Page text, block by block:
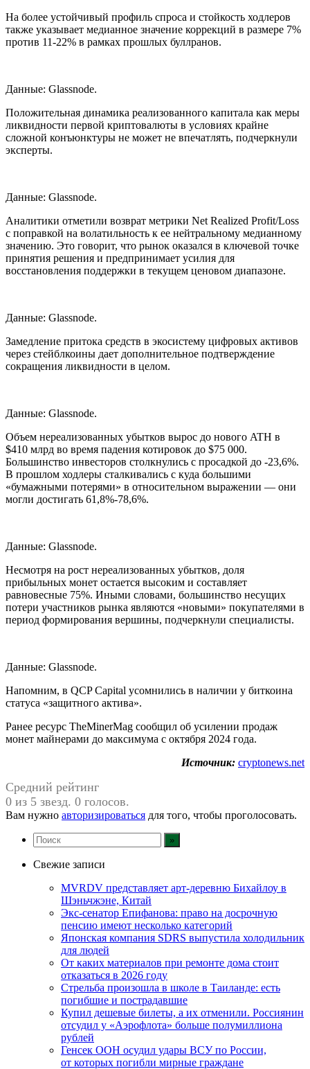
На более устойчивый профиль спроса и стойкость ходлеров
также указывает медианное значение коррекций в размере 7%
против 11-22% в рамках прошлых буллранов.
Данные: Glassnode.
Положительная динамика реализованного капитала как меры
ликвидности первой криптовалюты в условиях крайне
сложной конъюнктуры не может не впечатлять, подчеркнули
эксперты.
Данные: Glassnode.
Аналитики отметили возврат метрики Net Realized Profit/Loss
с поправкой на волатильность к ее нейтральному медианному
значению. Это говорит, что рынок оказался в ключевой точке
принятия решения и предпринимает усилия для
восстановления поддержки в текущем ценовом диапазоне.
Данные: Glassnode.
Замедление притока средств в экосистему цифровых активов
через стейблкоины дает дополнительное подтверждение
сокращения ликвидности в целом.
Данные: Glassnode.
Объем нереализованных убытков вырос до нового ATH в
$410 млрд во время падения котировок до $75 000.
Большинство инвесторов столкнулись с просадкой до -23,6%.
В прошлом ходлеры сталкивались с куда большими
«бумажными потерями» в относительном выражении — они
могли достигать 61,8%-78,6%.
Данные: Glassnode.
Несмотря на рост нереализованных убытков, доля
прибыльных монет остается высоким и составляет
равновесные 75%. Иными словами, большинство несущих
потери участников рынка являются «новыми» покупателями в
период формирования вершины, подчеркнули специалисты.
Данные: Glassnode.
Напомним, в QCP Capital усомнились в наличии у биткоина
статуса «защитного актива».
Ранее ресурс TheMinerMag сообщил об усилении продаж
монет майнерами до максимума с октября 2024 года.
Источник: cryptonews.net
Средний рейтинг
0 из 5 звезд. 0 голосов.
Вам нужно авторизироваться для того, чтобы проголосовать.
Свежие записи
MVRDV представляет арт-деревню Бихайлоу в
Шэньчжэне, Китай
Экс-сенатор Епифанова: право на досрочную
пенсию имеют несколько категорий
Японская компания SDRS выпустила холодильник
для людей
От каких материалов при ремонте дома стоит
отказаться в 2026 году
Стрельба произошла в школе в Таиланде: есть
погибшие и пострадавшие
Купил дешевые билеты, а их отменили. Россиянин
отсудил у «Аэрофлота» больше полумиллиона
рублей
Генсек ООН осудил удары ВСУ по России,
от которых погибли мирные граждане